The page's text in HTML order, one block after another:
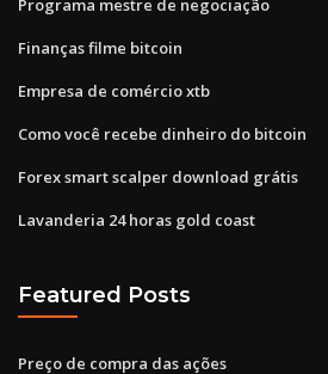
Programa mestre de negociação
Finanças filme bitcoin
Empresa de comércio xtb
Como você recebe dinheiro do bitcoin
Forex smart scalper download grátis
Lavanderia 24 horas gold coast
Featured Posts
Preço de compra das ações